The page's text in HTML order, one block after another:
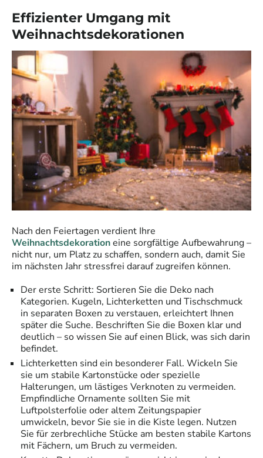
Effizienter Umgang mit
Weihnachtsdekorationen
Nach den Feiertagen verdient Ihre
Weihnachtsdekorationeine sorgfältige Aufbewahrung –
nicht nur, um Platz zu schaffen, sondern auch, damit Sie
im nächsten Jahr stressfrei darauf zugreifen können.
Der erste Schritt: Sortieren Sie die Deko nach
Kategorien. Kugeln, Lichterketten und Tischschmuck
in separaten Boxen zu verstauen, erleichtert Ihnen
später die Suche. Beschriften Sie die Boxen klar und
deutlich – so wissen Sie auf einen Blick, was sich darin
befindet.
Lichterketten sind ein besonderer Fall. Wickeln Sie
sie um stabile Kartonstücke oder spezielle
Halterungen, um lästiges Verknoten zu vermeiden.
Empfindliche Ornamente sollten Sie mit
Luftpolsterfolie oder altem Zeitungspapier
umwickeln, bevor Sie sie in die Kiste legen. Nutzen
Sie für zerbrechliche Stücke am besten stabile Kartons
mit Fächern, um Bruch zu vermeiden.